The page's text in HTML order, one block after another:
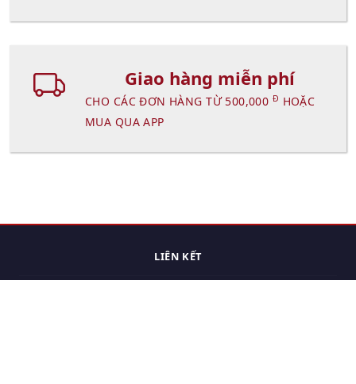
Giao hàng miễn phí
CHO CÁC ĐƠN HÀNG TỪ 500,000 Đ HOẶC
MUA QUA APP
LIÊN KẾT